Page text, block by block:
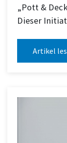
„Pott &
Dieser
Artikel